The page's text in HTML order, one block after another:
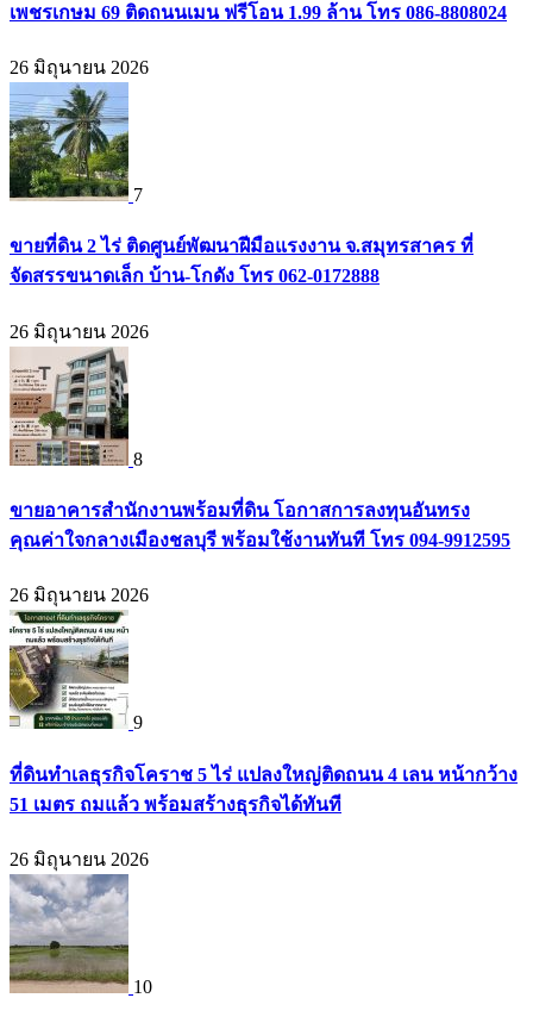
เพชรเกษม 69 ติดถนนเมน ฟรีโอน 1.99 ล้าน โทร 086-8808024
26 มิถุนายน 2026
7
ขายที่ดิน 2 ไร่ ติดศูนย์พัฒนาฝีมือแรงงาน จ.สมุทรสาคร ที่
จัดสรรขนาดเล็ก บ้าน-โกดัง โทร 062-0172888
26 มิถุนายน 2026
8
ขายอาคารสำนักงานพร้อมที่ดิน โอกาสการลงทุนอันทรง
คุณค่าใจกลางเมืองชลบุรี พร้อมใช้งานทันที โทร 094-9912595
26 มิถุนายน 2026
9
ที่ดินทำเลธุรกิจโคราช 5 ไร่ แปลงใหญ่ติดถนน 4 เลน หน้ากว้าง
51 เมตร ถมแล้ว พร้อมสร้างธุรกิจได้ทันที
26 มิถุนายน 2026
10